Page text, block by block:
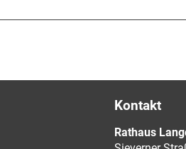
Kontakt
Rathaus